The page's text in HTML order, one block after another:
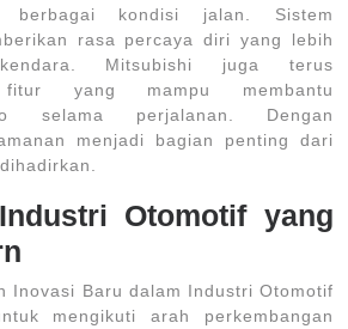
berbagai kondisi jalan. Sistem
rasa percaya diri yang lebih
Mitsubishi juga terus
fitur yang mampu membantu
selama perjalanan. Dengan
menjadi bagian penting dari
Otomotif yang
Inovasi Baru dalam Industri Otomotif
mengikuti arah perkembangan